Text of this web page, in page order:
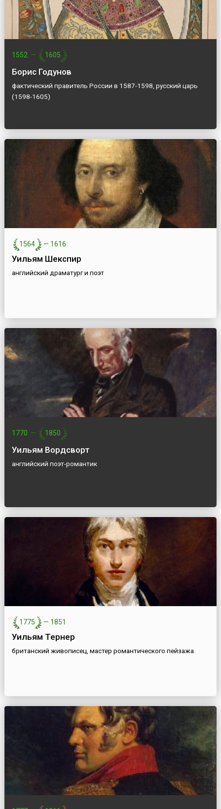
1552 — 1605
Борис Годунов
фактический правитель России в 1587-1598, русский царь
(1598-1605)
1564 — 1616
Уильям Шекспир
английский драматург и поэт
1770 — 1850
Уильям Вордсворт
английский поэт-романтик
1775 — 1851
Уильям Тернер
британский живописец, мастер романтического пейзажа